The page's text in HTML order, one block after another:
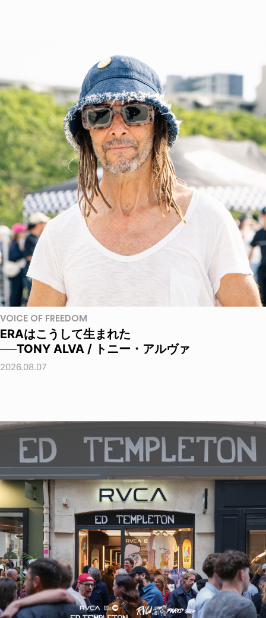
VOICE OF FREEDOM
ERAはこうして生まれた
──TONY ALVA / トニー・アルヴァ
2026.08.07